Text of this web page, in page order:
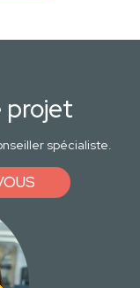
projet
spécialiste.